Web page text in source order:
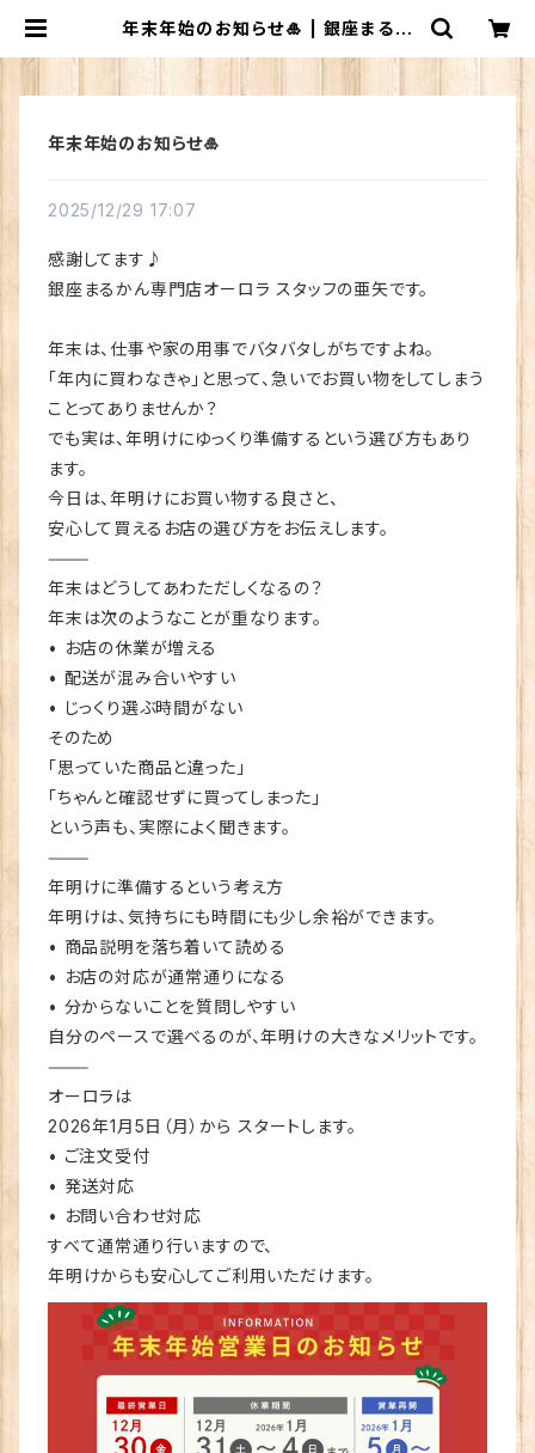
年末年始のお知らせ🎍 | 銀座まるか
年末年始のお知らせ🎍
2025/12/29 17:07
感謝してます♪
銀座まるかん専門店オーロラ スタッフの亜矢です。
年末は、仕事や家の用事でバタバタしがちですよね。
「年内に買わなきゃ」と思って、急いでお買い物をしてしまう
ことってありませんか？
でも実は、年明けにゆっくり準備するという選び方もあり
ます。
今日は、年明けにお買い物する良さと、
安心して買えるお店の選び方をお伝えします。
⸻
年末はどうしてあわただしくなるの？
年末は次のようなことが重なります。
• お店の休業が増える
• 配送が混み合いやすい
• じっくり選ぶ時間がない
そのため
「思っていた商品と違った」
「ちゃんと確認せずに買ってしまった」
という声も、実際によく聞きます。
⸻
年明けに準備するという考え方
年明けは、気持ちにも時間にも少し余裕ができます。
• 商品説明を落ち着いて読める
• お店の対応が通常通りになる
• 分からないことを質問しやすい
自分のペースで選べるのが、年明けの大きなメリットです。
⸻
オーロラは
2026年1月5日（月）から スタートします。
• ご注文受付
• 発送対応
• お問い合わせ対応
すべて通常通り行いますので、
年明けからも安心してご利用いただけます。